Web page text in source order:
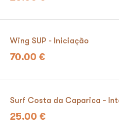
Wing SUP - Iniciação
70.00 €
Surf Costa da Caparica -
25.00 €